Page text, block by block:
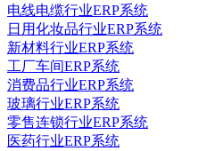
电线电缆行业ERP系统
日用化妆品行业ERP系统
新材料行业ERP系统
工厂车间ERP系统
消费品行业ERP系统
玻璃行业ERP系统
零售连锁行业ERP系统
医药行业ERP系统